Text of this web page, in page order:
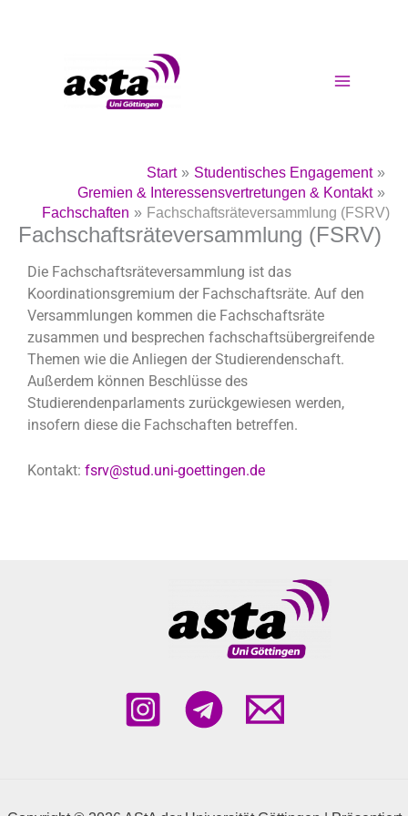
Start
Studentisches Engagement
Gremien & Interessensvertretungen & Kontakt
Fachschaften
Fachschaftsräteversammlung (FSRV)
Fachschaftsräteversammlung (FSRV)
Die Fachschaftsräteversammlung ist das
Koordinationsgremium der Fachschaftsräte. Auf den
Versammlungen kommen die Fachschaftsräte
zusammen und besprechen fachschaftsübergreifende
Themen wie die Anliegen der Studierendenschaft.
Außerdem können Beschlüsse des
Studierendenparlaments zurückgewiesen werden,
insofern diese die Fachschaften betreffen.
Kontakt: fsrv@stud.uni-goettingen.de